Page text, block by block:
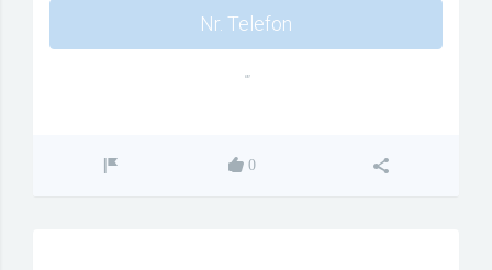
Nr. Telefon
""
0